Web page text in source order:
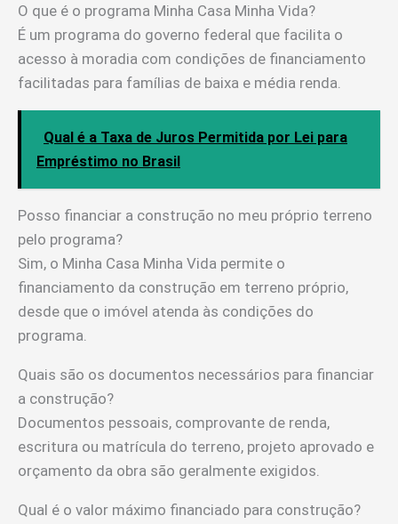
O que é o programa Minha Casa Minha Vida?
É um programa do governo federal que facilita o
acesso à moradia com condições de financiamento
facilitadas para famílias de baixa e média renda.
Qual é a Taxa de Juros Permitida por Lei para
Empréstimo no Brasil
Posso financiar a construção no meu próprio terreno
pelo programa?
Sim, o Minha Casa Minha Vida permite o
financiamento da construção em terreno próprio,
desde que o imóvel atenda às condições do
programa.
Quais são os documentos necessários para financiar
a construção?
Documentos pessoais, comprovante de renda,
escritura ou matrícula do terreno, projeto aprovado e
orçamento da obra são geralmente exigidos.
Qual é o valor máximo financiado para construção?